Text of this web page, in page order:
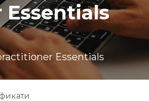
Essentials